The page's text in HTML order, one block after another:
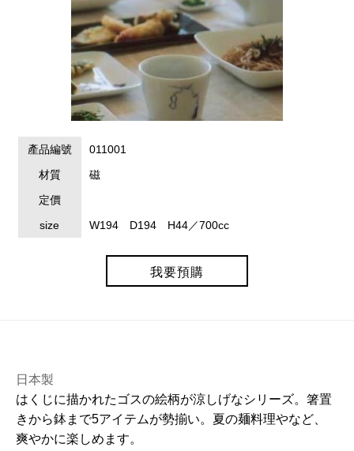
產品編號
011001
材質
磁
定價
size W194 D194 H44／700cc
我要預購
日本製
はくじに描かれたゴスの絵柄が涼しげなシリーズ。箸置
きから鉢まで5アイテムが勢揃い。夏の麺料理やなど、
爽やかに楽しめます。